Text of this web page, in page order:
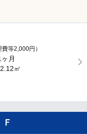
費等2,000円）
月
㎡
ファミリー